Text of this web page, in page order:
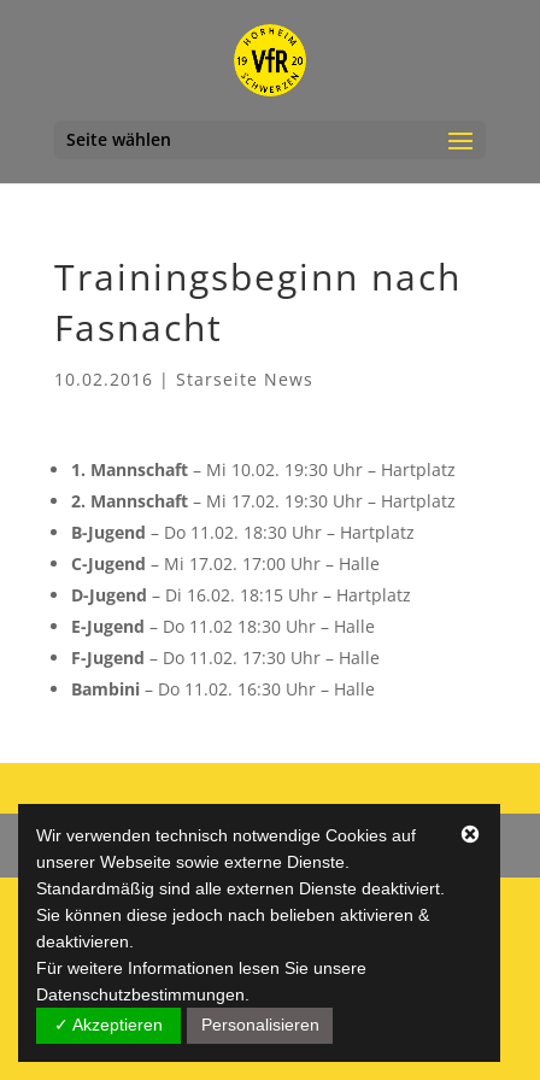
Seite wählen
Trainingsbeginn nach
Fasnacht
10.02.2016 | Starseite News
1. Mannschaft– Mi 10.02. 19:30 Uhr – Hartplatz
2. Mannschaft– Mi 17.02. 19:30 Uhr – Hartplatz
B-Jugend – Do 11.02. 18:30 Uhr – Hartplatz
C-Jugend – Mi 17.02. 17:00 Uhr – Halle
D-Jugend – Di 16.02. 18:15 Uhr – Hartplatz
E-Jugend – Do 11.02 18:30 Uhr – Halle
F-Jugend – Do 11.02. 17:30 Uhr – Halle
Bambini– Do 11.02. 16:30 Uhr – Halle
Datenschutz Impressum Jugend
Wir verwenden technisch notwendige Cookies auf
unserer Webseite sowie externe Dienste.
Standardmäßig sind alle externen Dienste deaktiviert.
Sie können diese jedoch nach belieben aktivieren &
deaktivieren.
Für weitere Informationen lesen Sie unsere
Datenschutzbestimmungen.
✓ Akzeptieren
Personalisieren